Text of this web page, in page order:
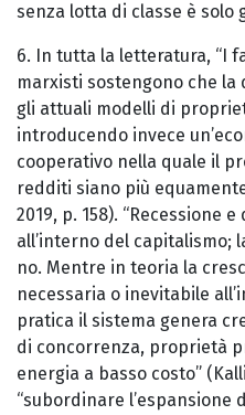
senza lotta di classe è solo
6. In tutta la letteratura, “I
marxisti sostengono che
gli attuali modelli di
introducendo invece
cooperativo nella quale il
redditi siano più
2019, p. 158). “Recessione
all’interno del capitalismo;
no. Mentre in teoria la
necessaria o inevitabile
pratica il sistema genera
di concorrenza, proprietà
energia a basso costo”
“subordinare l’espansione